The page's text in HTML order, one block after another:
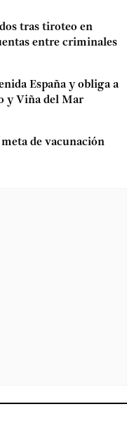
tras tiroteo en
entre criminales
España y obliga a
y Viña del Mar
de vacunación